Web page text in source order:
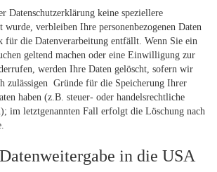
Datenschutzerklärung keine speziellere
wurde, verbleiben Ihre personenbezogenen Daten
für die Datenverarbeitung entfällt. Wenn Sie ein
geltend machen oder eine Einwilligung zur
werden Ihre Daten gelöscht, sofern wir
zulässigen Gründe für die Speicherung Ihrer
haben (z.B. steuer- oder handelsrechtliche
im letztgenannten Fall erfolgt die Löschung nach
in die USA